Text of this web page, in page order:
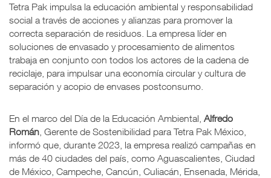
Tetra Pak impulsa la educación ambiental y responsabilidad
social a través de acciones y alianzas para promover la
correcta separación de residuos. La empresa líder en
soluciones de envasado y procesamiento de alimentos
trabaja en conjunto con todos los actores de la cadena de
reciclaje, para impulsar una economía circular y cultura de
separación y acopio de envases postconsumo.
En el marco del Día de la Educación Ambiental, Alfredo
Román , Gerente de Sostenibilidad para Tetra Pak México,
informó que, durante 2023, la empresa realizó campañas en
más de 40 ciudades del país, como Aguascalientes, Ciudad
de México, Campeche, Cancún, Culiacán, Ensenada, Mérida,